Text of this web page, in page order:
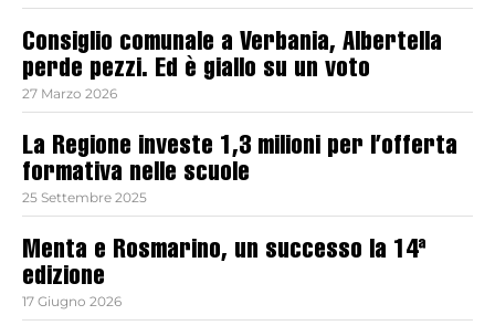
Consiglio comunale a Verbania, Albertella
perde pezzi. Ed è giallo su un voto
27 Marzo 2026
La Regione investe 1,3 milioni per l’offerta
formativa nelle scuole
25 Settembre 2025
Menta e Rosmarino, un successo la 14ª
edizione
17 Giugno 2026